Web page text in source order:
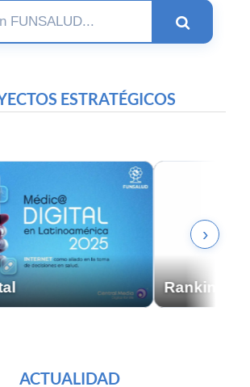

ESTRATÉGICOS
Ranking
›
ACTUALIDAD